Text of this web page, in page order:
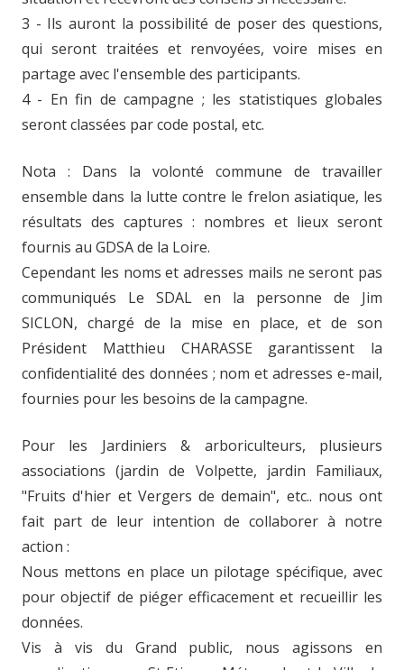
3 - Ils auront la possibilité de poser des questions,
qui seront traitées et renvoyées, voire mises en
partage avec l'ensemble des participants.
4 - En fin de campagne ; les statistiques globales
seront classées par code postal, etc.
Nota : Dans la volonté commune de travailler
ensemble dans la lutte contre le frelon asiatique, les
résultats des captures : nombres et lieux seront
fournis au GDSA de la Loire.
Cependant les noms et adresses mails ne seront pas
communiqués Le SDAL en la personne de Jim
SICLON, chargé de la mise en place, et de son
Président Matthieu CHARASSE garantissent la
confidentialité des données ; nom et adresses e-mail,
fournies pour les besoins de la campagne.
Pour les Jardiniers & arboriculteurs, plusieurs
associations (jardin de Volpette, jardin Familiaux,
"Fruits d'hier et Vergers de demain", etc.. nous ont
fait part de leur intention de collaborer à notre
action :
Nous mettons en place un pilotage spécifique, avec
pour objectif de piéger efficacement et recueillir les
données.
Vis à vis du Grand public, nous agissons en